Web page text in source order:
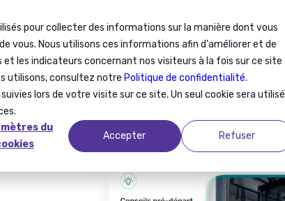
pour collecter des informations sur la manière dont vous
vous. Nous utilisons ces informations afin d'améliorer et de
les indicateurs concernant nos visiteurs à la fois sur ce site
utilisons, consultez notre Politique de confidentialité.
lors de votre visite sur ce site. Un seul cookie sera utilisé
du
Accepter Refuser
Relocation